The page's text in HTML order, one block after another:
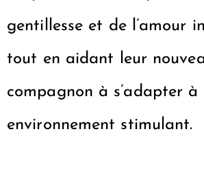
gentillesse et de l’amour
tout en aidant leur
compagnon à s’adapter à
environnement stimulant.